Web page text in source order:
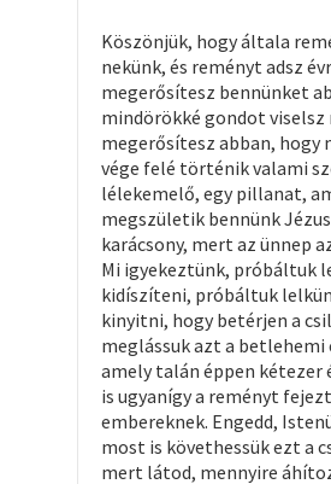
Köszönjük, hogy általa
nekünk, és reményt adsz
megerősítesz bennünket
mindörökké gondot viselsz
megerősítesz abban, hogy
vége felé történik valami
lélekemelő, egy pillanat,
megszületik bennünk Jézus
karácsony, mert az ünnep
Mi igyekeztünk, próbáltuk
kidíszíteni, próbáltuk
kinyitni, hogy betérjen a
meglássuk azt a
amely talán éppen kétezer
is ugyanígy a reményt
embereknek. Engedd,
most is követhessük ezt a
mert látod, mennyire